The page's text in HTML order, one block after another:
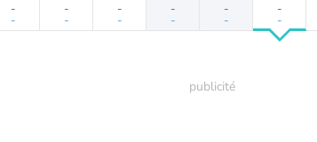
-
-
-
-
-
-
-
-
-
-
-
-